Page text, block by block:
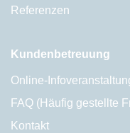
Referenzen
Kundenbetreuung
Online-
FAQ (Häufig gestellte
Kontakt